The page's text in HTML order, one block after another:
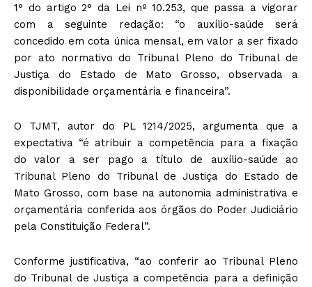
1° do artigo 2° da Lei nº 10.253, que passa a vigorar
com a seguinte redação: “o auxílio-saúde será
concedido em cota única mensal, em valor a ser fixado
por ato normativo do Tribunal Pleno do Tribunal de
Justiça do Estado de Mato Grosso, observada a
disponibilidade orçamentária e financeira”.
O TJMT, autor do PL 1214/2025, argumenta que a
expectativa “é atribuir a competência para a fixação
do valor a ser pago a título de auxílio-saúde ao
Tribunal Pleno do Tribunal de Justiça do Estado de
Mato Grosso, com base na autonomia administrativa e
orçamentária conferida aos órgãos do Poder Judiciário
pela Constituição Federal”.
Conforme justificativa, “ao conferir ao Tribunal Pleno
do Tribunal de Justiça a competência para a definição